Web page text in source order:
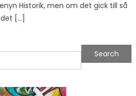
Historik, men om det gick till så
[…]